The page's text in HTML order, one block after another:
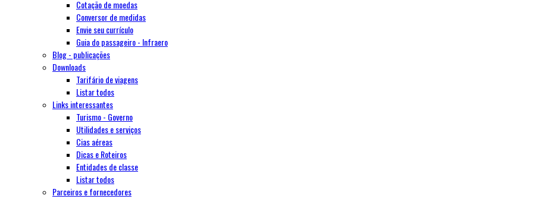
Cotação de moedas
Conversor de medidas
Envie seu currículo
Guia do passageiro - Infraero
Blog - publicações
Downloads
Tarifário de viagens
Listar todos
Links interessantes
Turismo - Governo
Utilidades e serviços
Cias aéreas
Dicas e Roteiros
Entidades de classe
Listar todos
Parceiros e fornecedores